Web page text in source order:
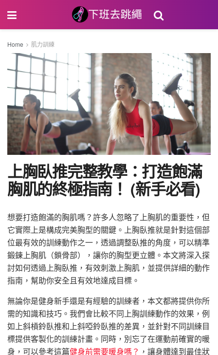
Home 肌力訓練
上胸臥推完整教學：打造飽滿
胸肌的終極指南！ (新手必看)
想要打造飽滿的胸肌嗎？許多人忽略了上胸肌的重要性，但
它實際上是構成完美胸型的關鍵。上胸臥推就是針對這個部
位最有效的訓練動作之一，透過調整臥推的角度，可以精準
鍛鍊上胸肌（鎖骨部），讓你的胸型更立體。本文將深入探
討如何透過上胸臥推，有效刺激上胸肌，並提供詳細的動作
指南，幫助你安全且有效地達成目標。
無論你是健身新手還是有經驗的訓練者，本文都將提供你所
需的知識和技巧。我們會比較不同上胸訓練動作的效果，例
如上斜槓鈴臥推和上斜啞鈴臥推的差異，並針對不同訓練目
標提供客製化的訓練計畫。同時，別忘了在運動前確實的暖
身，可以參考這篇健身前需要暖身嗎？ ，讓身體達到最佳狀